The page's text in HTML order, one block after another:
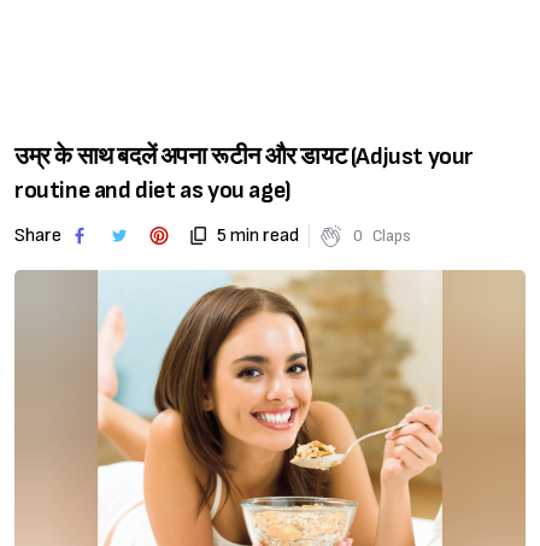
उम्र के साथ बदलें अपना रूटीन और डायट (Adjust your
routine and diet as you age)
Share 5 min read 0 Claps